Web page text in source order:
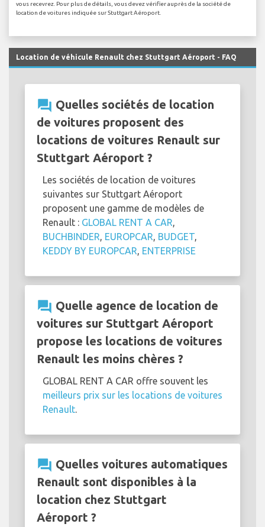
vous recevrez. Pour plus de détails, vous devez vérifier auprès de la société de
location de voitures indiquée sur Stuttgart Aéroport.
Location de véhicule Renault chez Stuttgart Aéroport - FAQ
question_answer Quelles sociétés de location
de voitures proposent des
locations de voitures Renault sur
Stuttgart Aéroport ?
Les sociétés de location de voitures
suivantes sur Stuttgart Aéroport
proposent une gamme de modèles de
Renault : GLOBAL RENT A CAR,
BUCHBINDER, EUROPCAR, BUDGET,
KEDDY BY EUROPCAR, ENTERPRISE
question_answer Quelle agence de location de
voitures sur Stuttgart Aéroport
propose les locations de voitures
Renault les moins chères ?
GLOBAL RENT A CAR offre souvent les
meilleurs prix sur les locations de voitures
Renault.
question_answer Quelles voitures automatiques
Renault sont disponibles à la
location chez Stuttgart
Aéroport ?